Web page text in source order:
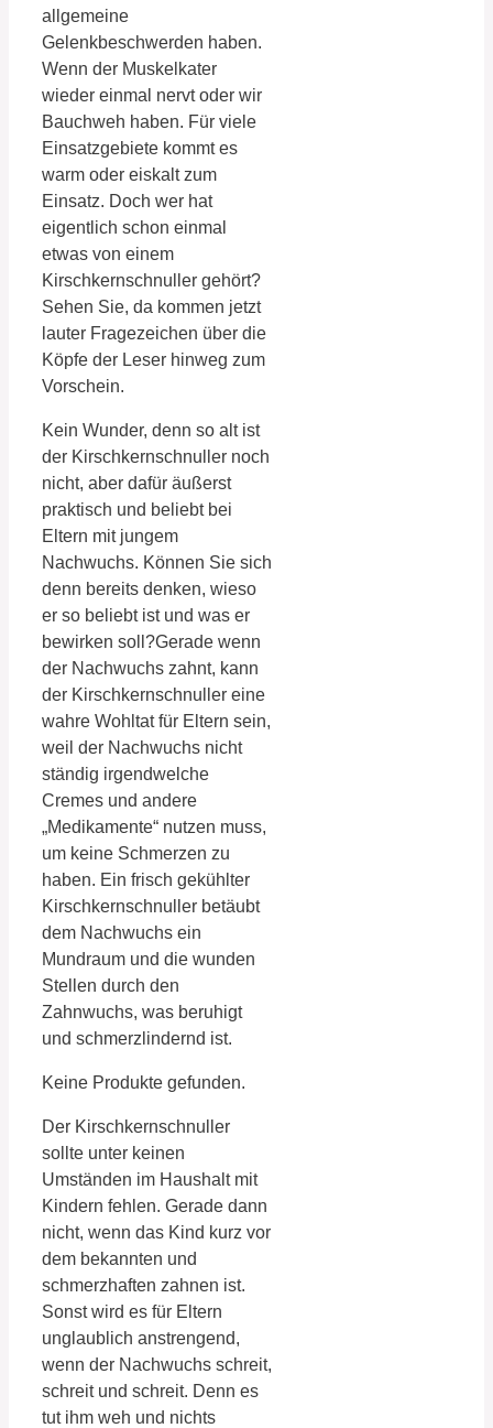
allgemeine
Gelenkbeschwerden haben.
Wenn der Muskelkater
wieder einmal nervt oder wir
Bauchweh haben. Für viele
Einsatzgebiete kommt es
warm oder eiskalt zum
Einsatz. Doch wer hat
eigentlich schon einmal
etwas von einem
Kirschkernschnuller gehört?
Sehen Sie, da kommen jetzt
lauter Fragezeichen über die
Köpfe der Leser hinweg zum
Vorschein.
Kein Wunder, denn so alt ist
der Kirschkernschnuller noch
nicht, aber dafür äußerst
praktisch und beliebt bei
Eltern mit jungem
Nachwuchs. Können Sie sich
denn bereits denken, wieso
er so beliebt ist und was er
bewirken soll?Gerade wenn
der Nachwuchs zahnt, kann
der Kirschkernschnuller eine
wahre Wohltat für Eltern sein,
weil der Nachwuchs nicht
ständig irgendwelche
Cremes und andere
„Medikamente“ nutzen muss,
um keine Schmerzen zu
haben. Ein frisch gekühlter
Kirschkernschnuller betäubt
dem Nachwuchs ein
Mundraum und die wunden
Stellen durch den
Zahnwuchs, was beruhigt
und schmerzlindernd ist.
Keine Produkte gefunden.
Der Kirschkernschnuller
sollte unter keinen
Umständen im Haushalt mit
Kindern fehlen. Gerade dann
nicht, wenn das Kind kurz vor
dem bekannten und
schmerzhaften zahnen ist.
Sonst wird es für Eltern
unglaublich anstrengend,
wenn der Nachwuchs schreit,
schreit und schreit. Denn es
tut ihm weh und nichts